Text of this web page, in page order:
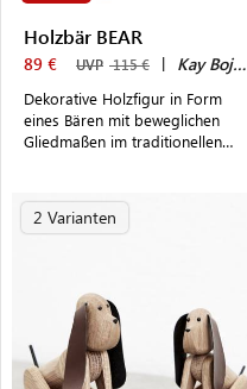
Holzbär BEAR
89 € UVP 115 € | Kay Bojesen
Dekorative Holzfigur in Form
eines Bären mit beweglichen
Gliedmaßen im traditionellen
2 Varianten